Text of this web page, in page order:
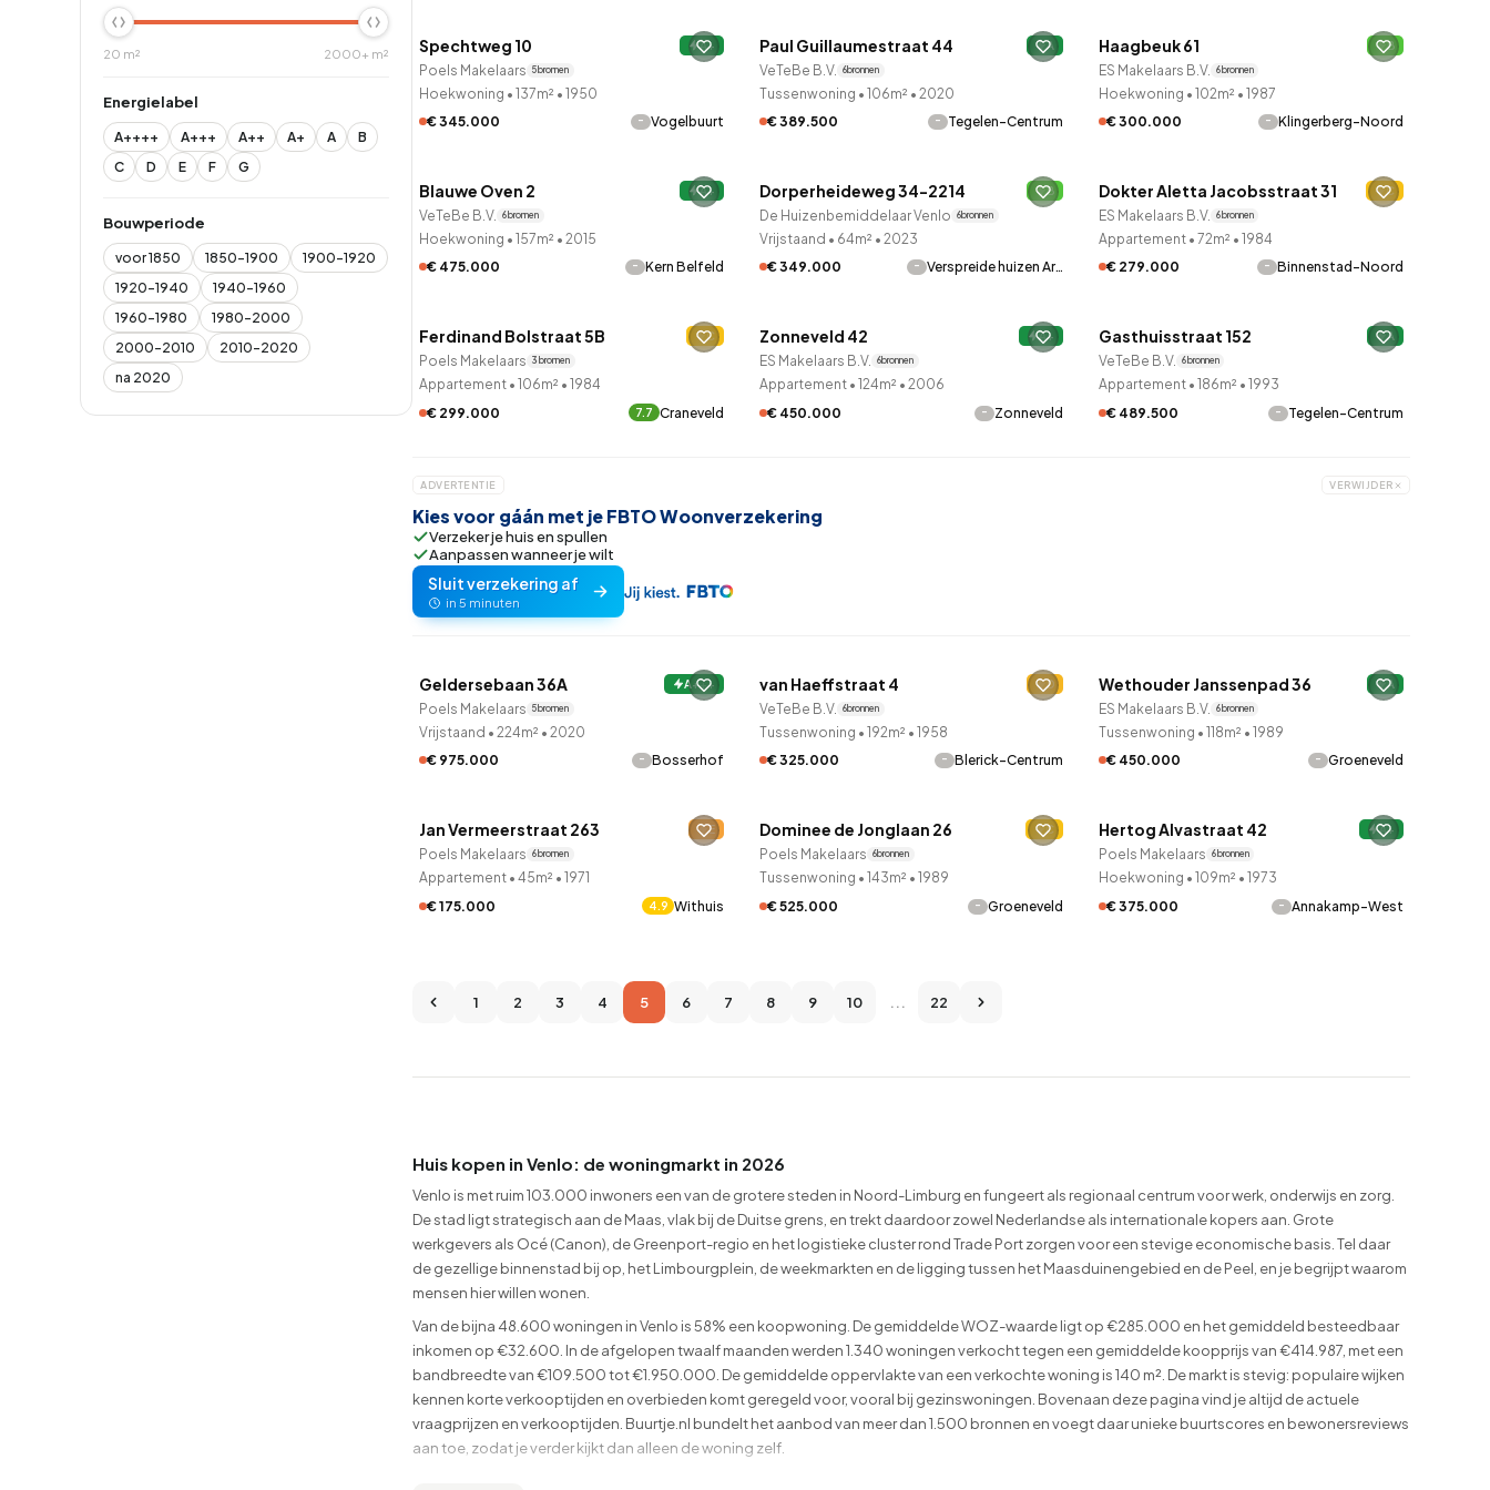
20 m² 2000+ m²
Energielabel
A++++ A+++ A++ A+ A
B
C
D E F G
Bouwperiode
voor 1850 1850-1900
1900-1920
1920-1940
1940-1960
1960-1980
1980-2000
2000-2010
2010-2020
na 2020
9 uur geleden ontdekt
Spechtweg 10 A+
Poels Makelaars 5 bronnen
Hoekwoning • 137m² • 1950
€ 345.000
- Vogelbuurt
9 uur geleden ontdekt
Paul Guillaumestraat 44 A
VeTeBe B.V. 6 bronnen
Tussenwoning • 106m² • 2020
€ 389.500
- Tegelen-Centrum
Verkocht onder voorbehoud
Haagbeuk 61 B
ES Makelaars B.V. 6 bronnen
Hoekwoning • 102m² • 1987
€ 300.000
- Klingerberg-Noord
9 uur geleden ontdekt
Blauwe Oven 2 A+
VeTeBe B.V. 6 bronnen
Hoekwoning • 157m² • 2015
€ 475.000
- Kern Belfeld
9 uur geleden ontdekt
Dorperheideweg 34-2214 B
De Huizenbemiddelaar Venlo 6 bronnen
Vrijstaand • 64m² • 2023
€ 349.000
- Verspreide huizen Ar…
9 uur geleden ontdekt
Dokter Aletta Jacobsstraat 31 C
ES Makelaars B.V. 6 bronnen
Appartement • 72m² • 1984
€ 279.000
- Binnenstad-Noord
9 uur geleden ontdekt
Ferdinand Bolstraat 5B C
Poels Makelaars 3 bronnen
Appartement • 106m² • 1984
€ 299.000
7.7 Craneveld
9 uur geleden ontdekt
Zonneveld 42 A+
ES Makelaars B.V. 6 bronnen
Appartement • 124m² • 2006
€ 450.000
- Zonneveld
9 uur geleden ontdekt
Gasthuisstraat 152 A
VeTeBe B.V. 6 bronnen
Appartement • 186m² • 1993
€ 489.500
- Tegelen-Centrum
ADVERTENTIE VERWIJDER
Kies voor gáán met je FBTO Woonverzekering
Verzeker je huis en spullen
Aanpassen wanneer je wilt
Sluit verzekering af
in 5 minuten
9 uur geleden ontdekt
Geldersebaan 36A A+++
Poels Makelaars 5 bronnen
Vrijstaand • 224m² • 2020
€ 975.000
- Bosserhof
9 uur geleden ontdekt
van Haeffstraat 4 D
VeTeBe B.V. 6 bronnen
Tussenwoning • 192m² • 1958
€ 325.000
- Blerick-Centrum
9 uur geleden ontdekt
Wethouder Janssenpad 36 A
ES Makelaars B.V. 6 bronnen
Tussenwoning • 118m² • 1989
€ 450.000
- Groeneveld
9 uur geleden ontdekt
Jan Vermeerstraat 263 E
Poels Makelaars 6 bronnen
Appartement • 45m² • 1971
€ 175.000
4.9 Withuis
Onder bod
Dominee de Jonglaan 26 C
Poels Makelaars 6 bronnen
Tussenwoning • 143m² • 1989
€ 525.000
- Groeneveld
9 uur geleden ontdekt
Hertog Alvastraat 42 A+
Poels Makelaars 6 bronnen
Hoekwoning • 109m² • 1973
€ 375.000
- Annakamp-West
1 2 3 4 5 6 7 8 9 10 ... 22
Huis kopen in Venlo: de woningmarkt in 2026
Venlo is met ruim 103.000 inwoners een van de grotere steden in Noord-Limburg en fungeert als regionaal centrum voor werk, onderwijs en zorg.
De stad ligt strategisch aan de Maas, vlak bij de Duitse grens, en trekt daardoor zowel Nederlandse als internationale kopers aan. Grote
werkgevers als Océ (Canon), de Greenport-regio en het logistieke cluster rond Trade Port zorgen voor een stevige economische basis. Tel daar
de gezellige binnenstad bij op, het Limbourgplein, de weekmarkten en de ligging tussen het Maasduinengebied en de Peel, en je begrijpt waarom
mensen hier willen wonen.
Van de bijna 48.600 woningen in Venlo is 58% een koopwoning. De gemiddelde WOZ-waarde ligt op €285.000 en het gemiddeld besteedbaar
inkomen op €32.600. In de afgelopen twaalf maanden werden 1.340 woningen verkocht tegen een gemiddelde koopprijs van €414.987, met een
bandbreedte van €109.500 tot €1.950.000. De gemiddelde oppervlakte van een verkochte woning is 140 m². De markt is stevig: populaire wijken
kennen korte verkooptijden en overbieden komt geregeld voor, vooral bij gezinswoningen. Bovenaan deze pagina vind je altijd de actuele
vraagprijzen en verkooptijden. Buurtje.nl bundelt het aanbod van meer dan 1.500 bronnen en voegt daar unieke buurtscores en bewonersreviews
aan toe, zodat je verder kijkt dan alleen de woning zelf.